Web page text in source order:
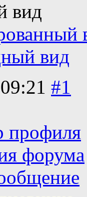
вид
вид
09:21 #1
профиля
форума